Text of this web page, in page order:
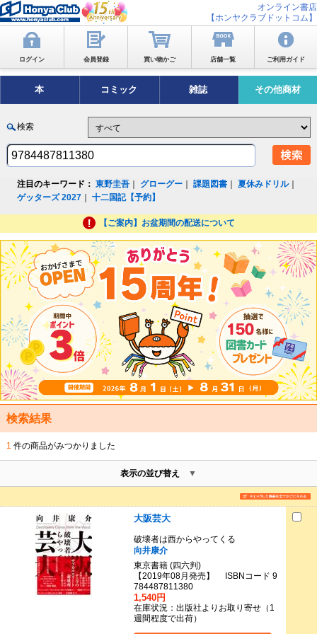
オンライン書店
【ホンヤクラブドットコム】
ログイン 会員登録 買い物かご 店舗一覧 ご利用ガイド
本 コミック 雑誌 その他商材
検索
注目のキーワード： 東野圭吾 グローグー ｜課題図書 ｜夏休みドリル｜
ゲッターズ 2027 ｜十二国記【予約】
【ご案内】お盆期間の配送について
検索結果
1 件の商品がみつかりました
表示の並び替え
大阪芸大
破壊者は西からやってくる
向井康介
東京書籍 (四六判)
【2019年08月発売】 ISBNコード 9
784487811380
1,540円
在庫状況：出版社よりお取り寄せ（1
週間程度で出荷）